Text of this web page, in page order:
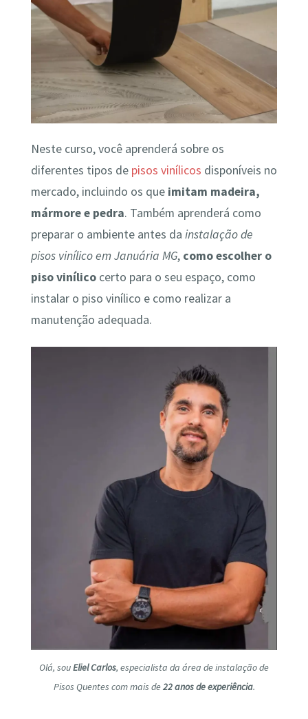
Neste curso, você aprenderá sobre os
diferentes tipos de pisos vinílicos disponíveis no
mercado, incluindo os que imitam madeira,
mármore e pedra. Também aprenderá como
preparar o ambiente antes da instalação de
pisos vinílico em Januária MG, como escolher o
piso vinílicocerto para o seu espaço, como
instalar o piso vinílico e como realizar a
manutenção adequada.
Olá, souEliel Carlos, especialista da área de instalação de
Pisos Quentes com mais de22 anos de experiência.